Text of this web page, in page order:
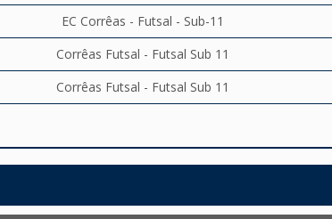
EC Corrêas - Futsal - Sub-11
Corrêas Futsal - Futsal Sub 11
Corrêas Futsal - Futsal Sub 11